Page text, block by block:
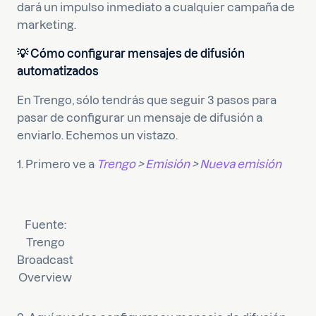
dará un impulso inmediato a cualquier campaña de
marketing.
💡 Cómo configurar mensajes de difusión
automatizados
En Trengo, sólo tendrás que seguir 3 pasos para
pasar de configurar un mensaje de difusión a
enviarlo. Echemos un vistazo.
1. Primero ve a Trengo>Emisión>Nueva emisión
Fuente:
Trengo
Broadcast
Overview